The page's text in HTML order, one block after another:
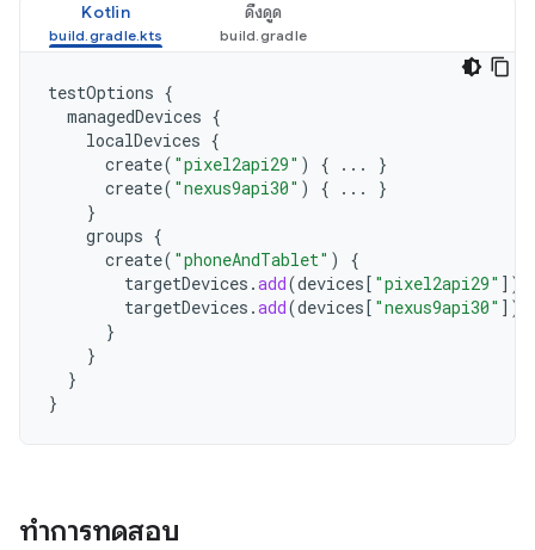
Kotlin ดึงดูด
testOptions {
managedDevices {
localDevices {
create( "pixel2api29" ) { ...
}
create( "nexus9api30" ) { ...
}
}
groups {
create( "phoneAndTablet" )
{
targetDevices .add(devices[ "pixel2api29" ] )
targetDevices .add(devices[ "nexus9api30" ] )
}
}
}
}
ทำการทดสอบ